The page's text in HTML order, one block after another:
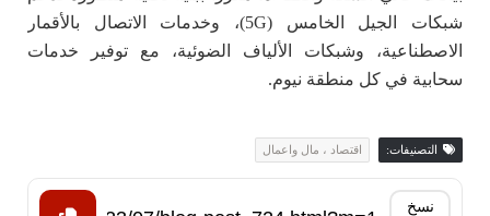
شبكات الجيل الخامس (5G)، وخدمات الاتصال بالأقمار
الاصطناعية، وشبكات الألياف الضوئية، مع توفير خدمات
سحابية في كل منطقة نيوم.
التصنيفات: اقتصاد ، مال واعمال
نسخ